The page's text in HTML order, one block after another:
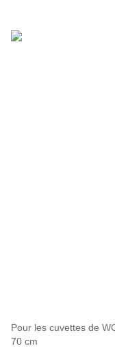
Pour les cuvettes de
70 cm